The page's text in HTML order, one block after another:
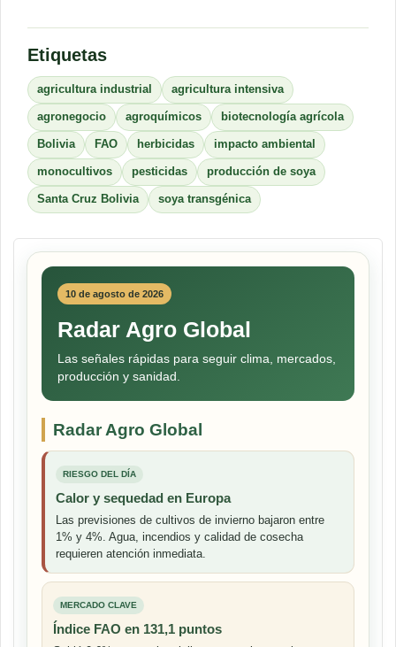
Etiquetas
agricultura industrial agricultura intensiva
agronegocio agroquímicos biotecnología agrícola
Bolivia FAO herbicidas impacto ambiental
monocultivos pesticidas producción de soya
Santa Cruz Bolivia soya transgénica
10 de agosto de 2026
Radar Agro Global
Las señales rápidas para seguir clima, mercados,
producción y sanidad.
Radar Agro Global
RIESGO DEL DÍA
Calor y sequedad en Europa
Las previsiones de cultivos de invierno bajaron entre
1% y 4%. Agua, incendios y calidad de cosecha
requieren atención inmediata.
MERCADO CLAVE
Índice FAO en 131,1 puntos